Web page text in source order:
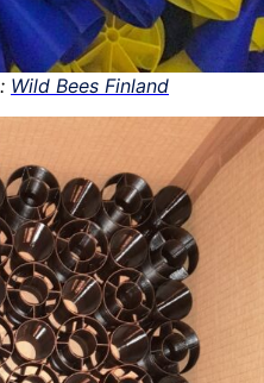
Wild Bees Finland